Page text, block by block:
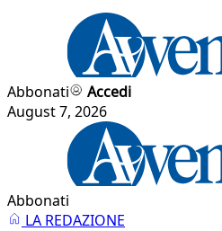
Abbonati
Accedi
August 7, 2026
Abbonati
LA REDAZIONE